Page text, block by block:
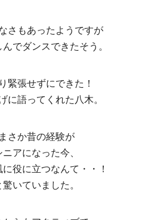
さもあったようですが
でダンスできたそう。
緊張せずにできた！
に語ってくれた八木。
まさか昔の経験が
ニアになった今、
役に立つなんて・・！
驚いていました。